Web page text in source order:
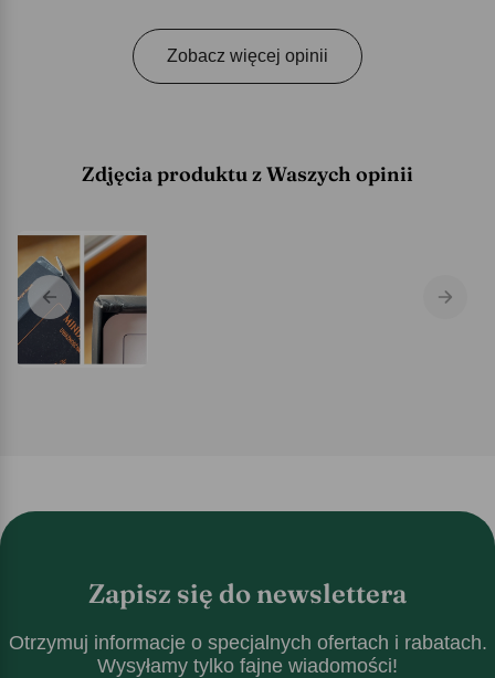
Zobacz więcej opinii
Zdjęcia produktu z Waszych opinii
Zapisz się do newslettera
Otrzymuj informacje o specjalnych ofertach i rabatach.
Wysyłamy tylko fajne wiadomości!